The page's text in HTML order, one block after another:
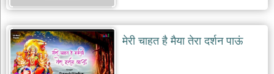
bhajans
विष्णु
भजन
vishnu
bhajans
मेरी चाहत है मैया तेरा दर्शन पाऊं